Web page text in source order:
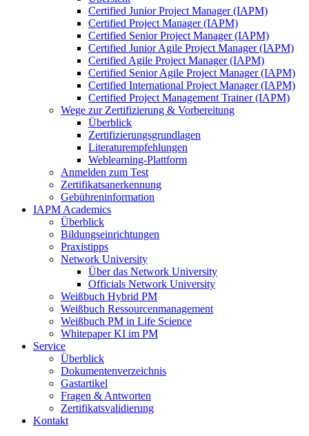
Certified Junior Project Manager (IAPM)
Certified Project Manager (IAPM)
Certified Senior Project Manager (IAPM)
Certified Junior Agile Project Manager (IAPM)
Certified Agile Project Manager (IAPM)
Certified Senior Agile Project Manager (IAPM)
Certified International Project Manager (IAPM)
Certified Project Management Trainer (IAPM)
Wege zur Zertifizierung & Vorbereitung
Überblick
Zertifizierungsgrundlagen
Literaturempfehlungen
Weblearning-Plattform
Anmelden zum Test
Zertifikatsanerkennung
Gebühreninformation
IAPM Academics
Überblick
Bildungseinrichtungen
Praxistipps
Network University
Über das Network University
Officials Network University
Weißbuch Hybrid PM
Weißbuch Ressourcenmanagement
Weißbuch PM in Life Science
Whitepaper KI im PM
Service
Überblick
Dokumentenverzeichnis
Gastartikel
Fragen & Antworten
Zertifikatsvalidierung
Kontakt